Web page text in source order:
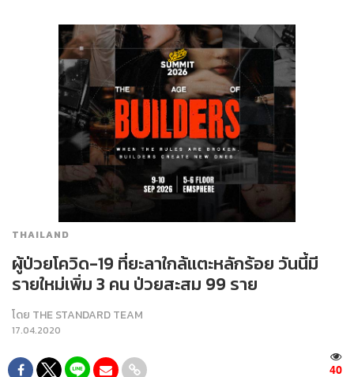
THAILAND
ผู้ป่วยโควิด-19 ที่ยะลาใกล้แตะหลักร้อย วันนี้มี
รายใหม่เพิ่ม 3 คน ป่วยสะสม 99 ราย
โดย THE STANDARD TEAM
17.04.2020
40